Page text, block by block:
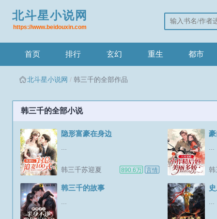
北斗星小说网
https://www.beidouxin.com
首页 排行 玄幻 重生 都市
北斗星小说网 韩三千的全部作品
韩三千的全部小说
隐形富豪在身边
韩三千苏迎夏 890.6万 言情 韩
韩三千的故事